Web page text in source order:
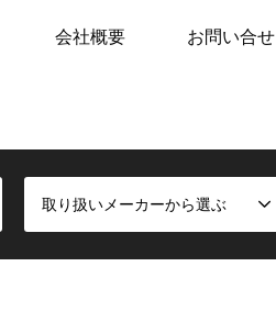
会社概要 お問い合せ
取り扱いメーカーから選ぶ